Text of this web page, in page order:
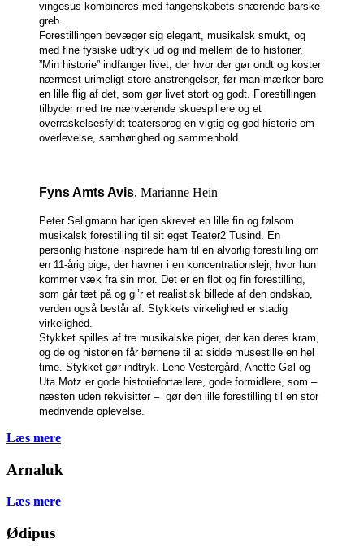
vingesus kombineres med fangenskabets snærende barske
greb.
Forestillingen bevæger sig elegant, musikalsk smukt, og
med fine fysiske udtryk ud og ind mellem de to historier.
”Min historie” indfanger livet, der hvor der gør ondt og koster
nærmest urimeligt store anstrengelser, før man mærker bare
en lille flig af det, som gør livet stort og godt. Forestillingen
tilbyder med tre nærværende skuespillere og et
overraskelsesfyldt teatersprog en vigtig og god historie om
overlevelse, samhørighed og sammenhold.
Fyns Amts Avis, Marianne Hein
Peter Seligmann har igen skrevet en lille fin og følsom
musikalsk forestilling til sit eget Teater2 Tusind. En
personlig historie inspirede ham til en alvorlig forestilling om
en 11-årig pige, der havner i en koncentrationslejr, hvor hun
kommer væk fra sin mor. Det er en flot og fin forestilling,
som går tæt på og gi’r et realistisk billede af den ondskab,
verden også består af. Stykkets virkelighed er stadig
virkelighed.
Stykket spilles af tre musikalske piger, der kan deres kram,
og de og historien får børnene til at sidde musestille en hel
time. Stykket gør indtryk. Lene Vestergård, Anette Gøl og
Uta Motz er gode historiefortællere, gode formidlere, som –
næsten uden rekvisitter – gør den lille forestilling til en stor
medrivende oplevelse.
Læs mere
Arnaluk
Læs mere
Ødipus